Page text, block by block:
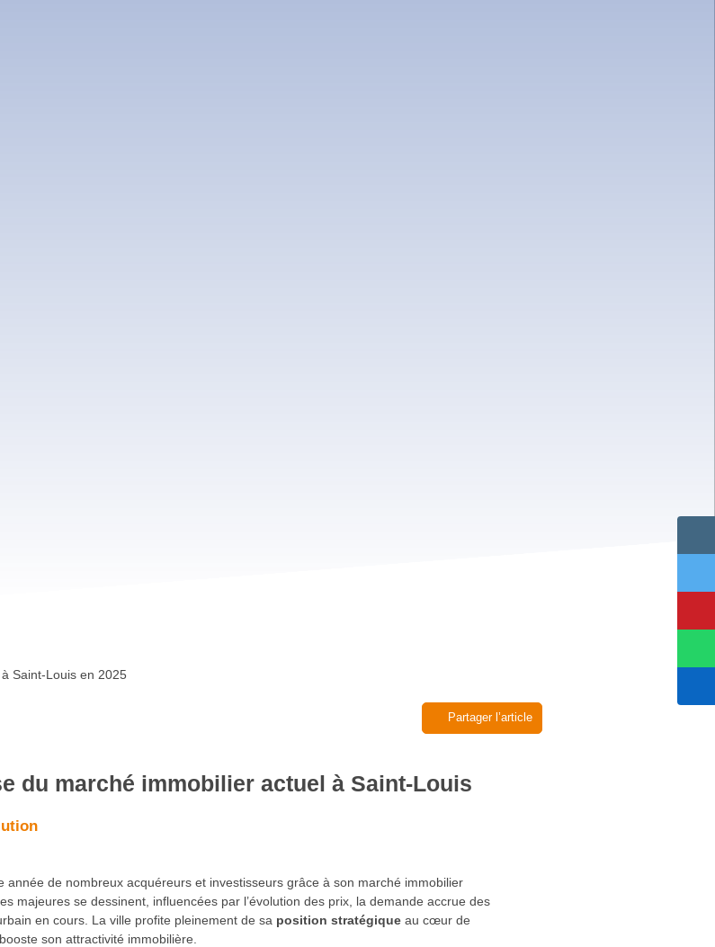
Saint-Louis en 2025
Partager l’article
du marché immobilier actuel à Saint-Louis
année de nombreux acquéreurs et investisseurs grâce à son marché immobilier
majeures se dessinent, influencées par l’évolution des prix, la demande accrue des
en cours. La ville profite pleinement de sa position stratégique au cœur de
son attractivité immobilière.